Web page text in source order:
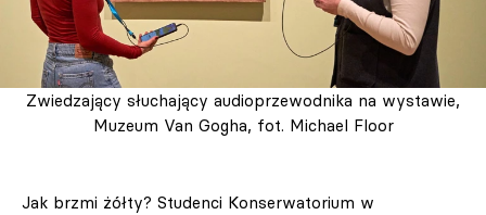
Zwiedzający słuchający audioprzewodnika na wystawie,
Muzeum Van Gogha, fot. Michael Floor
Jak brzmi żółty? Studenci Konserwatorium w